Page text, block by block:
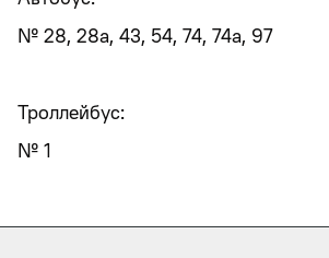
№ 28, 28а, 43, 54, 74, 74а, 97
Троллейбус:
№ 1